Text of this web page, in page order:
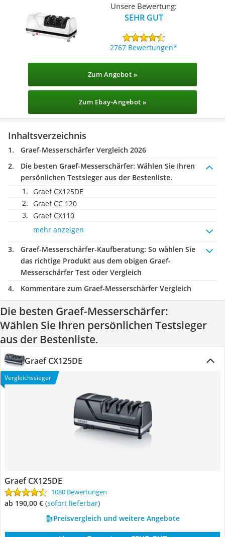
Unsere Bewertung:
SEHR GUT
2767 Bewertungen
Zum Angebot »
Zum Ebay-Angebot »
Inhaltsverzeichnis
Graef-Messerschärfer Vergleich 2026
Die besten Graef-Messerschärfer: Wählen Sie Ihren
persönlichen Testsieger aus der Bestenliste.
Graef CX125DE
Graef CC 120
Graef CX110
mehr anzeigen
Graef-Messerschärfer-Kaufberatung: So wählen Sie
das richtige Produkt aus dem obigen Graef-
Messerschärfer Test oder Vergleich
Kommentare zum Graef-Messerschärfer Vergleich
Die besten Graef-Messerschärfer:
Wählen Sie Ihren persönlichen Testsieger
aus der Bestenliste.
Graef CX125DE
Vergleichssieger
Graef CX125DE
1080 Bewertungen
ab 190,00 € ( Sofort lieferbar)
Preisvergleich und weitere Angebote